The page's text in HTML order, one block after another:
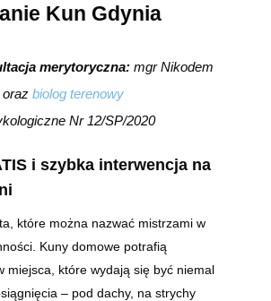
Kun Gdynia
merytoryczna:mgr Nikodem
biolog terenowy
Nr 12/SP/2020
i szybka interwencja na
które można nazwać mistrzami w
Kuny domowe potrafią
miejsca, które wydają się być niemal
– pod dachy, na strychy